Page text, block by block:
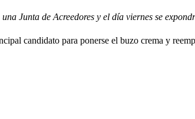
Junta de Acreedores y el día viernes se
candidato para ponerse el buzo crema y